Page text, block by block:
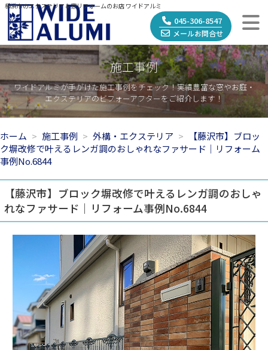
横浜市のエクステリア＆窓リフォームのお店 ワイドアルミ
045-306-8547
メールお問合せ
施工事例
ワイドアルミが手がけた施工事例をチェック！実績豊富な窓やお庭・
エクステリアのビフォーアフターをご紹介します！
ホーム 施工事例 外構・エクステリア
【藤沢市】ブロッ
ク塀改修で叶えるレンガ調のおしゃれなファサード｜リフォーム
事例No.6844
【藤沢市】ブロック塀改修で叶えるレンガ調のおしゃ
れなファサード｜リフォーム事例No.6844